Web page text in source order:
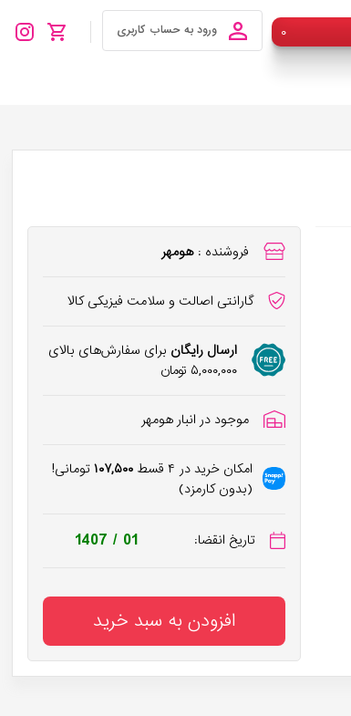
۰ ورود به حساب کاربری
فروشنده : هومهر
گارانتی اصالت و سلامت فیزیکی کالا
ارسال رایگان برای سفارش‌های بالای
۵,۰۰۰,۰۰۰ تومان
موجود در انبار هومهر
امکان خرید در ۴ قسط ۱۰۷,۵۰۰تومانی!
(بدون کارمزد)
تاریخ انقضا: 1407 / 01
افزودن به سبد خرید